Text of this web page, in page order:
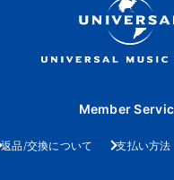
Member
返品/交換について 支払い方法